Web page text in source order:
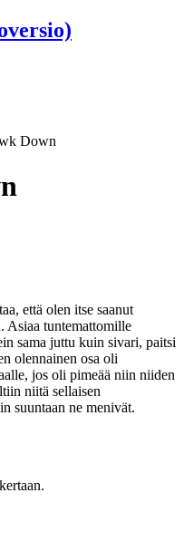
Down
että olen itse saanut
Asiaa tuntemattomille
sama juttu kuin sivari, paitsi
olennainen osa oli
jos oli pimeää niin niiden
niitä sellaisen
suuntaan ne menivät.